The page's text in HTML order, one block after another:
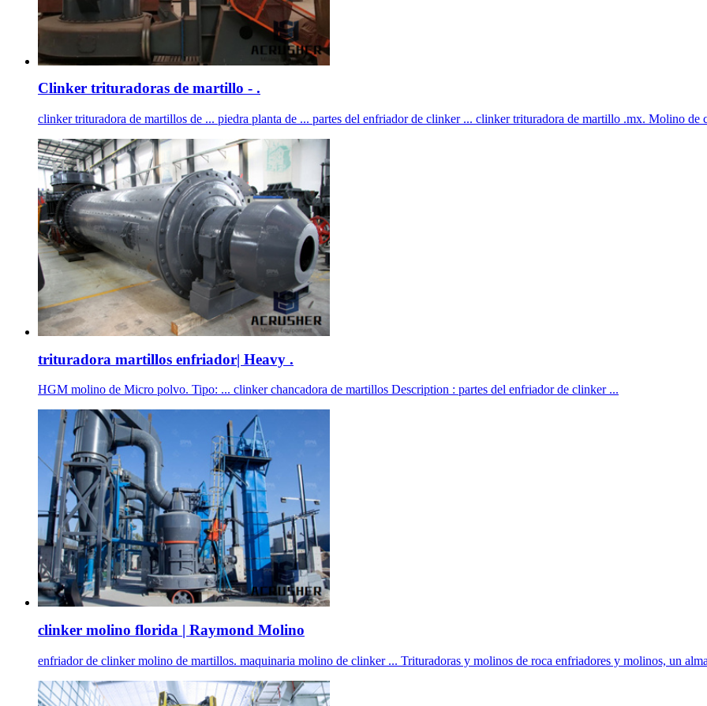
Clinker trituradoras de martillo - .
clinker trituradora de martillos de ... piedra planta de ... partes del enfriador de clinker ... clinker trituradora de martillo .mx. Molino de
trituradora martillos enfriador| Heavy .
HGM molino de Micro polvo. Tipo: ... clinker chancadora de martillos Description : partes del enfriador de clinker ...
clinker molino florida | Raymond Molino
enfriador de clinker molino de martillos. maquinaria molino de clinker ... Trituradoras y molinos de roca enfriadores y molinos, un